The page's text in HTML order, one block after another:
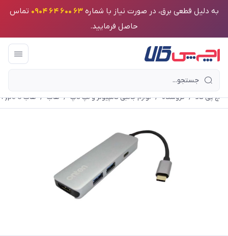
به دلیل قطعی برق، در صورت نیاز با شماره63 600 64 0904
تماس
حاصل فرمایید.
اچ پی کالا / فروشگاه / لوازم جانبی کامپیوتر و لپ تاپ / هاب / هاب Type-C